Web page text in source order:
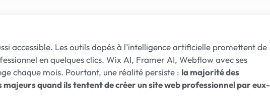
accessible. Les outils dopés à l’intelligence artificielle promettent de
en quelques clics. Wix AI, Framer AI, Webflow avec ses
chaque mois. Pourtant, une réalité persiste : la majorité des
quand ils tentent de créer un site web professionnel par eux-